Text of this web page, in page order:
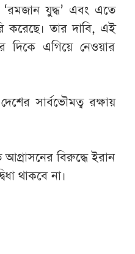
যুদ্ধ’ এবং এতে
করেছে। তার দাবি, এই
দিকে এগিয়ে নেওয়ার
সার্বভৌমত্ব রক্ষায়
বিরুদ্ধে ইরান
থাকবে না।